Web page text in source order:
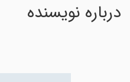
درباره نویسنده